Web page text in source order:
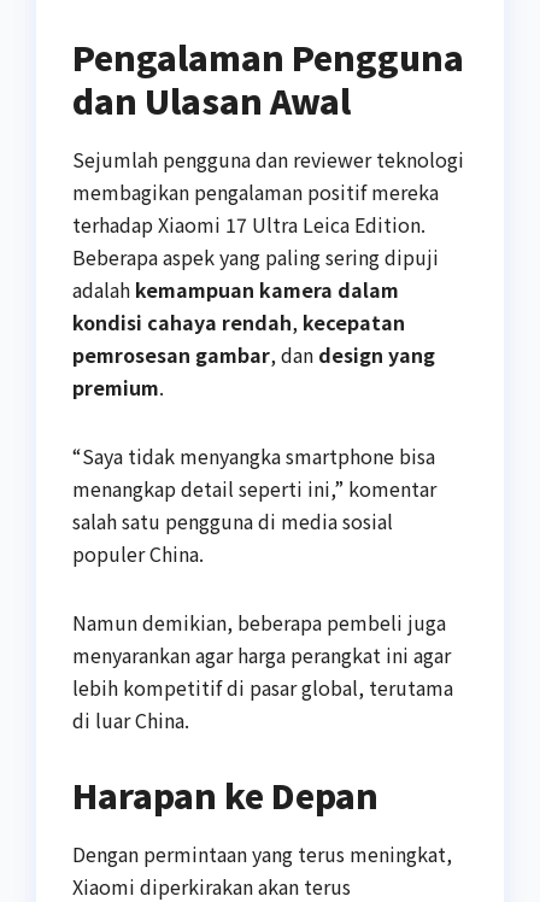
Pengalaman Pengguna
dan Ulasan Awal
Sejumlah pengguna dan reviewer teknologi
membagikan pengalaman positif mereka
terhadap Xiaomi 17 Ultra Leica Edition.
Beberapa aspek yang paling sering dipuji
adalah kemampuan kamera dalam
kondisi cahaya rendah, kecepatan
pemrosesan gambar, dan design yang
premium.
“Saya tidak menyangka smartphone bisa
menangkap detail seperti ini,” komentar
salah satu pengguna di media sosial
populer China.
Namun demikian, beberapa pembeli juga
menyarankan agar harga perangkat ini agar
lebih kompetitif di pasar global, terutama
di luar China.
Harapan ke Depan
Dengan permintaan yang terus meningkat,
Xiaomi diperkirakan akan terus